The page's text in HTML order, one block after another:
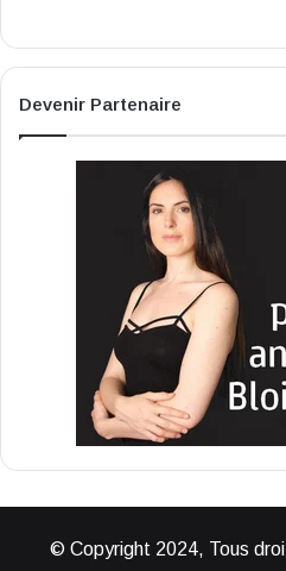
Devenir Partenaire
© Copyright 2024, Tous